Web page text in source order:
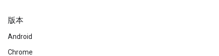
版本
Android
Chrome